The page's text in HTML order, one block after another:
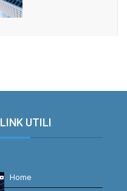
LINK UTILI.
Home